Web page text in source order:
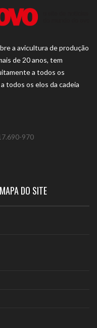
a avicultura de produção
de 20 anos, tem
a todos os
todos os elos da cadeia
970
MAPA DO SITE